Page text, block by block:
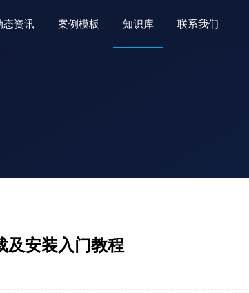
态资讯 案例模板 知识库 联系我们
及安装入门教程